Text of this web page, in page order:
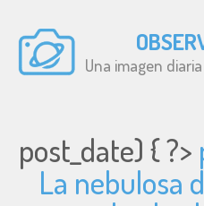
Una imagen
post_date) { ?>
La nebulosa